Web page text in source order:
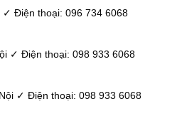
✓ Điện thoại: 096 734 6068
✓ Điện thoại: 098 933 6068
✓ Điện thoại: 098 933 6068